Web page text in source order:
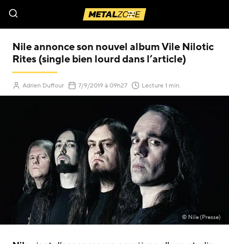
Menu
Nile annonce son nouvel album Vile Nilotic
Rites (single bien lourd dans l’article)
Adrien Duffour 7/9/2019(Mis à jour le )
à 09h27 Lecture 1 min.
© Nile (Presse)